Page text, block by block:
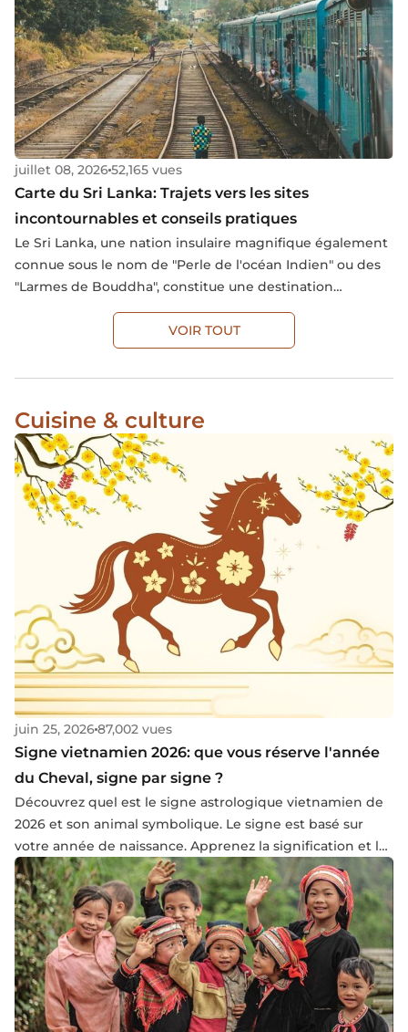
je souhaite partager des informations utiles sur ce mode
de transport afin que vous puissiez profiter pleinement
de votre voyage en train au Sri Lanka !
juillet 08, 202652,165 vues
Carte du Sri Lanka: Trajets vers les sites
incontournables et conseils pratiques
Le Sri Lanka, une nation insulaire magnifique également
connue sous le nom de "Perle de l'océan Indien" ou des
"Larmes de Bouddha", constitue une destination
touristique renommée. Sa réputation ne repose pas
seulement sur ses paysages enchanteurs, mais
également sur sa riche histoire, sa culture unique et
l'hospitalité chaleureuse de ses habitants. Si vous
des inquiétudes quant à la planification de votre
itinéraire, laissez-nous vous guider à travers cette carte
touristique du Sri Lanka ci-dessous.
VOIR TOUT
Cuisine & culture
juin 25, 202687,002 vues
Signe vietnamien 2026: que vous réserve l'année
du Cheval, signe par signe ?
Découvrez quel est le signe astrologique vietnamien de
2026 et son animal symbolique. Le signe est basé sur
votre année de naissance. Apprenez la signification et les
influences de votre signe en 2026 dans cet article !